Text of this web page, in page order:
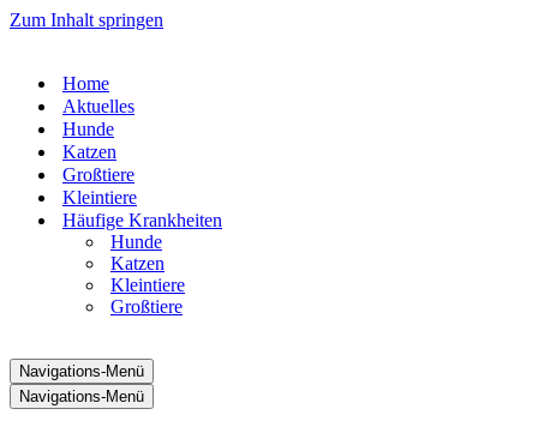
Zum Inhalt springen
Home
Aktuelles
Hunde
Katzen
Großtiere
Kleintiere
Häufige Krankheiten
Hunde
Katzen
Kleintiere
Großtiere
Navigations-Menü
Navigations-Menü